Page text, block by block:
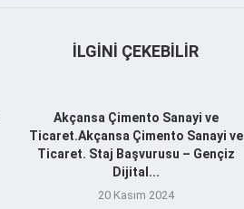
İLGINI ÇEKEBILIR
Akçansa Çimento Sanayi ve
Ticaret.Akçansa Çimento Sanayi ve
Ticaret. Staj Başvurusu – Gençiz
Dijital...
20 Kasım 2024